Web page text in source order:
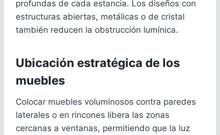
profundas de cada estancia. Los diseños con
estructuras abiertas, metálicas o de cristal
también reducen la obstrucción lumínica.
Ubicación estratégica de los
muebles
Colocar muebles voluminosos contra paredes
laterales o en rincones libera las zonas
cercanas a ventanas, permitiendo que la luz